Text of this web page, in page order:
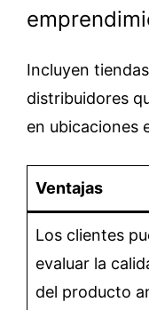
Incluyen
distribuidores
en ubicaciones
Ventajas
Los clientes
evaluar la
del producto